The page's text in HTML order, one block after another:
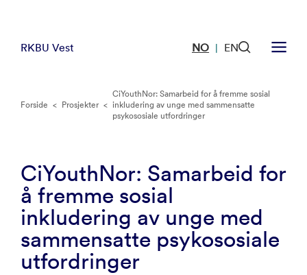
RKBU Vest NO | EN
Forside < Prosjekter <
CiYouthNor: Samarbeid for å fremme sosial
inkludering av unge med sammensatte
psykososiale utfordringer
CiYouthNor: Samarbeid for
å fremme sosial
inkludering av unge med
sammensatte psykososiale
utfordringer